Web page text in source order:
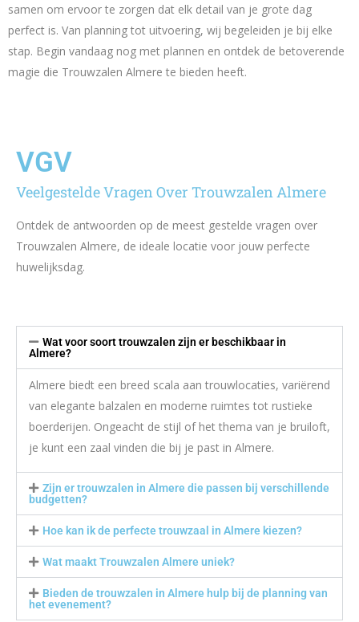
samen om ervoor te zorgen dat elk detail van je grote dag
perfect is. Van planning tot uitvoering, wij begeleiden je bij elke
stap. Begin vandaag nog met plannen en ontdek de betoverende
magie die Trouwzalen Almere te bieden heeft.
VGV
Veelgestelde Vragen Over Trouwzalen Almere
Ontdek de antwoorden op de meest gestelde vragen over
Trouwzalen Almere, de ideale locatie voor jouw perfecte
huwelijksdag.
Wat voor soort trouwzalen zijn er beschikbaar in
Almere?
Almere biedt een breed scala aan trouwlocaties, variërend
van elegante balzalen en moderne ruimtes tot rustieke
boerderijen. Ongeacht de stijl of het thema van je bruiloft,
je kunt een zaal vinden die bij je past in Almere.
Zijn er trouwzalen in Almere die passen bij verschillende
budgetten?
Hoe kan ik de perfecte trouwzaal in Almere kiezen?
Wat maakt Trouwzalen Almere uniek?
Bieden de trouwzalen in Almere hulp bij de planning van
het evenement?